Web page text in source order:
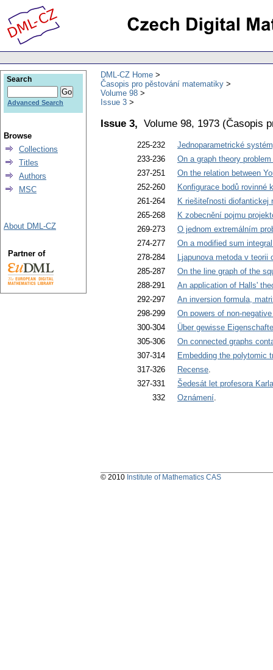
DML-CZ Home
Časopis pro pěstování matematiky
Volume 98
Issue 3
Issue 3, Volume 98, 1973 (Časopis
225-232
Jednoparametrické
233-236
On a graph theory
237-251
On the relation between
252-260
Konfigurace bodů rovinné
261-264
K riešiteľnosti diofantickej
265-268
K zobecnění pojmu
269-273
O jednom extremálním
274-277
On a modified sum
278-284
Ljapunova metoda v teorii
285-287
On the line graph of the
288-291
An application of Halls'
292-297
An inversion formula,
298-299
On powers of non-
300-304
Über gewisse
305-306
On connected graphs
307-314
Embedding the polytomic
317-326
Recense.
327-331
Šedesát let profesora
332
Oznámení.
Search
Advanced Search
Browse
Collections
Titles
Authors
MSC
About DML-CZ
Partner of
© 2010 Institute of Mathematics CAS